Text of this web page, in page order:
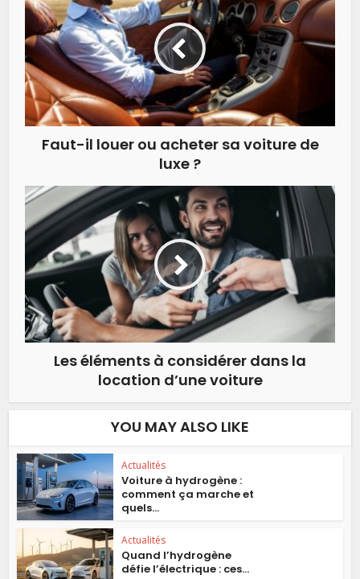
Faut-il louer ou acheter sa voiture de
luxe ?
Les éléments à considérer dans la
location d’une voiture
YOU MAY ALSO LIKE
Actualités
Voiture à hydrogène :
comment ça marche et
quels...
Actualités
Quand l’hydrogène
défie l’électrique : ces...